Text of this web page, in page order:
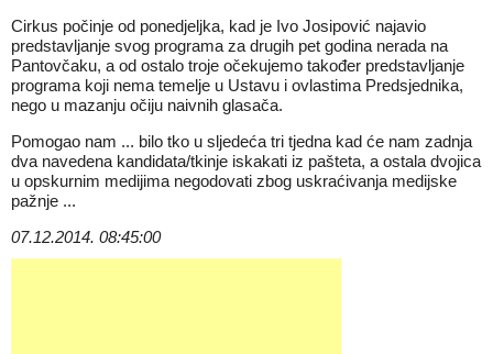
Cirkus počinje od ponedjeljka, kad je Ivo Josipović najavio
predstavljanje svog programa za drugih pet godina nerada na
Pantovčaku, a od ostalo troje očekujemo također predstavljanje
programa koji nema temelje u Ustavu i ovlastima Predsjednika,
nego u mazanju očiju naivnih glasača.
Pomogao nam ... bilo tko u sljedeća tri tjedna kad će nam zadnja
dva navedena kandidata/tkinje iskakati iz pašteta, a ostala dvojica
u opskurnim medijima negodovati zbog uskraćivanja medijske
pažnje ...
07.12.2014. 08:45:00